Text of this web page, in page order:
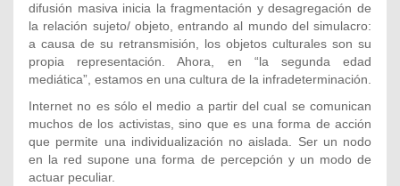
difusión masiva inicia la fragmentación y desagregación de
la relación sujeto/ objeto, entrando al mundo del simulacro:
a causa de su retransmisión, los objetos culturales son su
propia representación. Ahora, en “la segunda edad
mediática”, estamos en una cultura de la infradeterminación.
Internet no es sólo el medio a partir del cual se comunican
muchos de los activistas, sino que es una forma de acción
que permite una individualización no aislada. Ser un nodo
en la red supone una forma de percepción y un modo de
actuar peculiar.